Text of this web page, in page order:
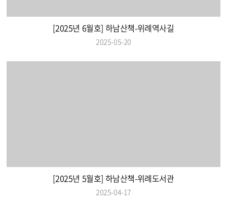
[2025년 6월호] 하남산책-위례역사길
2025-05-20
[2025년 5월호] 하남산책-위례도서관
2025-04-17